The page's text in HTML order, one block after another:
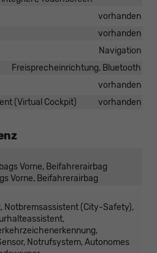
vorhanden
vorhanden
Navigation
Freisprecheinrichtung, Bluetooth
vorhanden
(Virtual Cockpit)
vorhanden
Vorne, Beifahrerairbag
Vorne, Beifahrerairbag
Notbremsassistent (City-Safety),
Notrufsystem, Autonomes